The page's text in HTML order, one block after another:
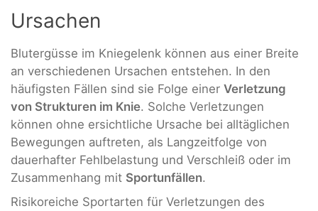
Ursachen
Blutergüsse im Kniegelenk können aus einer Breite
an verschiedenen Ursachen entstehen. In den
häufigsten Fällen sind sie Folge einer Verletzung
von Strukturen im Knie. Solche Verletzungen
können ohne ersichtliche Ursache bei alltäglichen
Bewegungen auftreten, als Langzeitfolge von
dauerhafter Fehlbelastung und Verschleiß oder im
Zusammenhang mit Sportunfällen.
Risikoreiche Sportarten für Verletzungen des